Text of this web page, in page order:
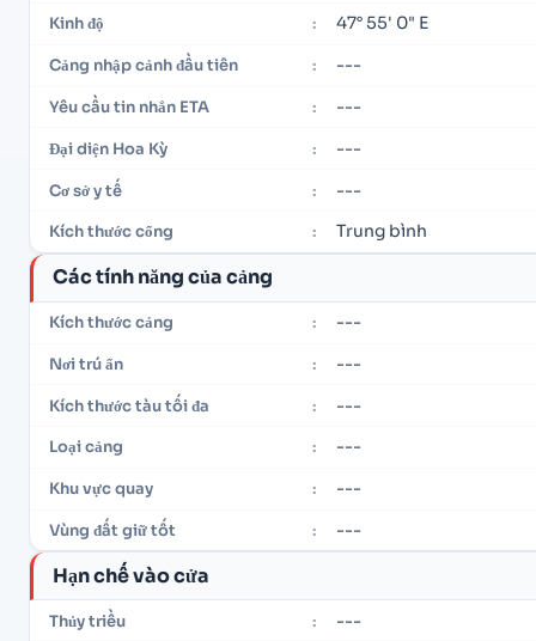
Kinh độ : 47° 55' 0" E
Cảng nhập cảnh đầu tiên : ---
Yêu cầu tin nhắn ETA : ---
Đại diện Hoa Kỳ : ---
Cơ sở y tế : ---
Kích thước cổng : Trung bình
Các tính năng của cảng
Kích thước cảng : ---
Nơi trú ẩn : ---
Kích thước tàu tối đa : ---
Loại cảng : ---
Khu vực quay : ---
Vùng đất giữ tốt : ---
Hạn chế vào cửa
Thủy triều : ---